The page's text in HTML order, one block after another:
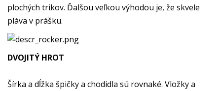
plochých trikov. Ďalšou veľkou výhodou je, že skvele
pláva v prášku.
DVOJITÝ HROT
Šírka a dĺžka špičky a chodidla sú rovnaké. Vložky a